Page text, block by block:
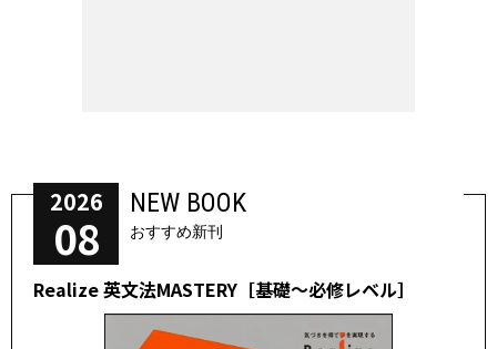
2026
08
NEW BOOK
おすすめ新刊
Realize 英文法MASTERY［基礎～必修レベル］